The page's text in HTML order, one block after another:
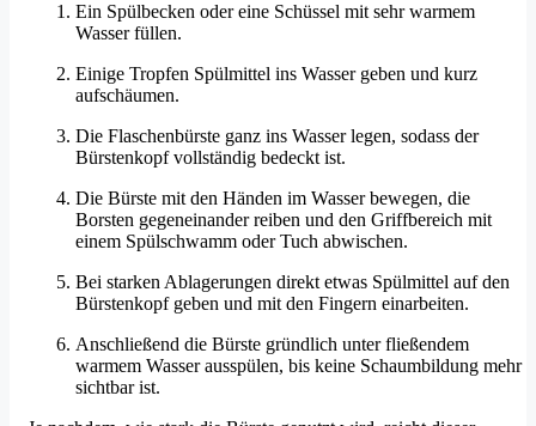
Ein Spülbecken oder eine Schüssel mit sehr warmem
Wasser füllen.
Einige Tropfen Spülmittel ins Wasser geben und kurz
aufschäumen.
Die Flaschenbürste ganz ins Wasser legen, sodass der
Bürstenkopf vollständig bedeckt ist.
Die Bürste mit den Händen im Wasser bewegen, die
Borsten gegeneinander reiben und den Griffbereich mit
einem Spülschwamm oder Tuch abwischen.
Bei starken Ablagerungen direkt etwas Spülmittel auf den
Bürstenkopf geben und mit den Fingern einarbeiten.
Anschließend die Bürste gründlich unter fließendem
warmem Wasser ausspülen, bis keine Schaumbildung mehr
sichtbar ist.